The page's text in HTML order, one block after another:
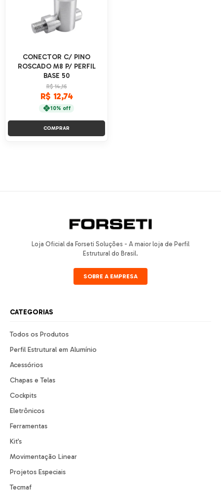
CONECTOR C/ PINO
ROSCADO M8 P/ PERFIL
BASE 50
R$ 14,16
R$ 12,74
10% off
COMPRAR
Loja Oficial da Forseti Soluções - A maior loja de Perfil
Estrutural do Brasil.
SOBRE A EMPRESA
CATEGORIAS
Todos os Produtos
Perfil Estrutural em Alumínio
Acessórios
Chapas e Telas
Cockpits
Eletrônicos
Ferramentas
Kit’s
Movimentação Linear
Projetos Especiais
Tecmaf